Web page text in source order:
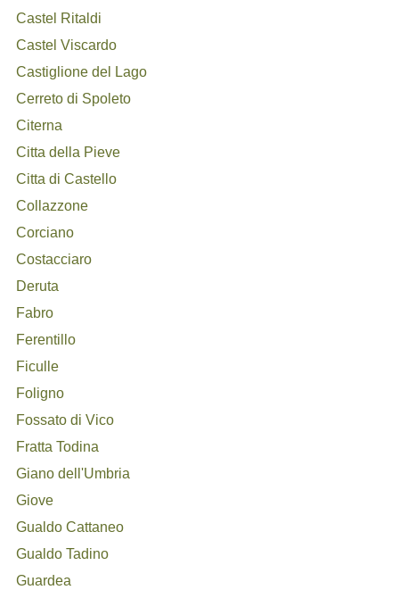
Castel Ritaldi
Castel Viscardo
Castiglione del Lago
Cerreto di Spoleto
Citerna
Citta della Pieve
Citta di Castello
Collazzone
Corciano
Costacciaro
Deruta
Fabro
Ferentillo
Ficulle
Foligno
Fossato di Vico
Fratta Todina
Giano dell'Umbria
Giove
Gualdo Cattaneo
Gualdo Tadino
Guardea